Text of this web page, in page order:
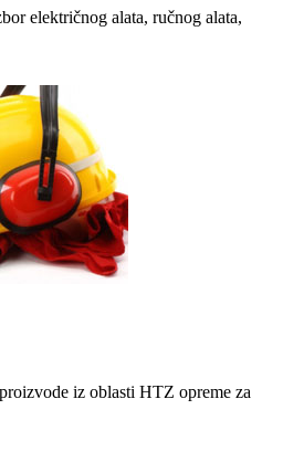
električnog alata, ručnog alata,
iz oblasti HTZ opreme za